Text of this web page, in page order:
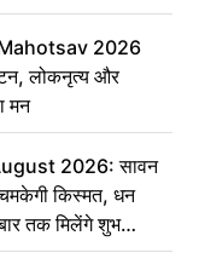
2026
लोकनृत्य और
मन
2026: सावन
चमकेगी किस्मत, धन
तक मिलेंगे शुभ